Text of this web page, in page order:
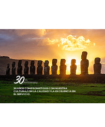
30 AÑOS COMPROMETIDOS CON NUESTRA
CULTURA,CON LA CALIDAD Y LA EXCELENCIAEN
EL SERVICIO .